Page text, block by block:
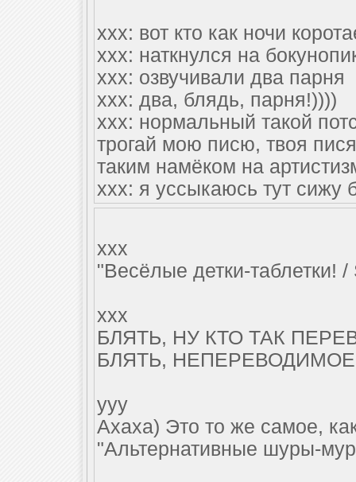
xxx: вот кто как ночи
xxx: наткнулся на
xxx: озвучивали два парня
xxx: два, блядь, парня!))))
xxx: нормальный такой
трогай мою писю, твоя
таким намёком на
xxx: я уссыкаюсь тут сижу
xxx
"Весёлые детки-таблетки!
xxx
БЛЯТЬ, НУ КТО ТАК
БЛЯТЬ,
yyy
Ахаха) Это то же самое,
"Альтернативные шуры-